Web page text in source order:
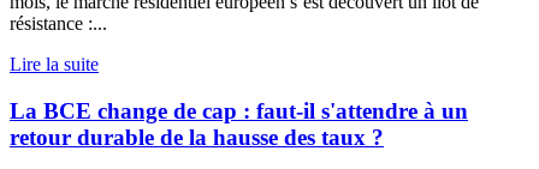
résistance :...
Lire la suite
La BCE change de cap : faut-il s'attendre à un
retour durable de la hausse des taux ?